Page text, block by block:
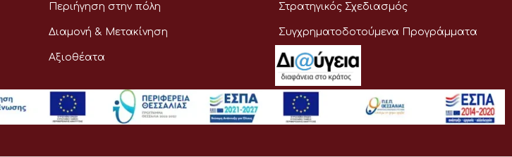
Περιήγηση στην πόλη
Διαμονή & Μετακίνηση
Αξιοθέατα
Στρατηγικός Σχεδιασμός
Συγχρηματοδοτούμενα Προγράμματα